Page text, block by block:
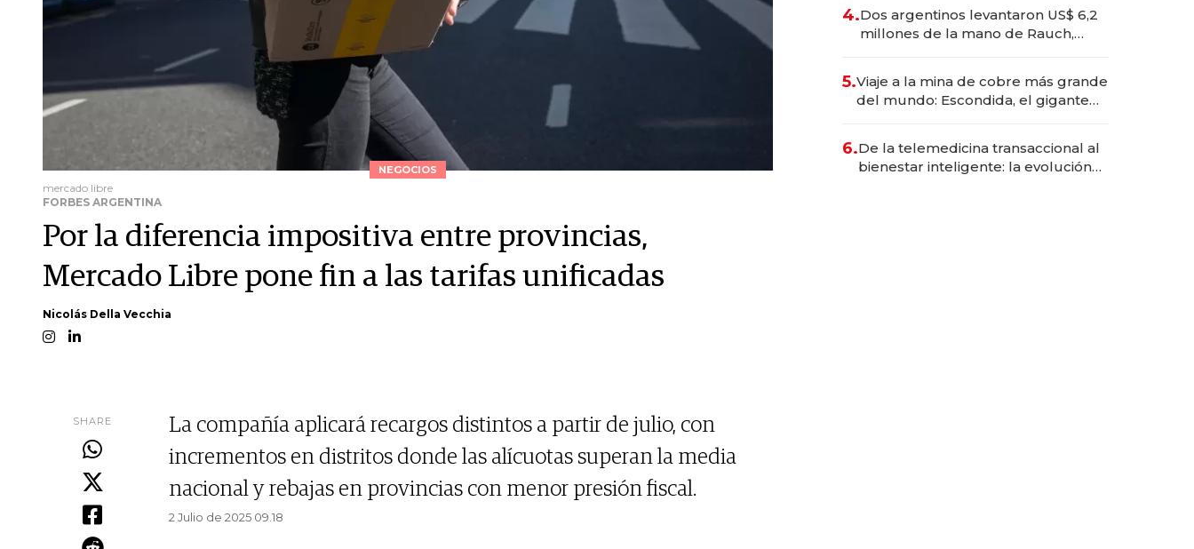
NEGOCIOS
mercado libre
FORBES ARGENTINA
Por la diferencia impositiva entre provincias,
Mercado Libre pone fin a las tarifas unificadas
Nicolás Della Vecchia
SHARE
La compañía aplicará recargos distintos a partir de julio, con
incrementos en distritos donde las alícuotas superan la media
nacional y rebajas en provincias con menor presión fiscal.
2 Julio de 2025 09.18
deportivo y el cuidado corporal
4.Dos argentinos levantaron US$ 6,2
millones de la mano de Rauch,
5.Viaje a la mina de cobre más grande
del mundo: Escondida, el gigante
6.De la telemedicina transaccional al
bienestar inteligente: la evolución